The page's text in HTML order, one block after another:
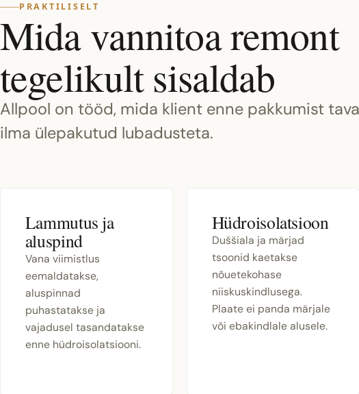
PRAKTILISELT
Mida vannitoa remont
tegelikult sisaldab
Allpool on tööd, mida klient enne pakkumist
ilma ülepakutud lubadusteta.
Lammutus ja
aluspind
Vana viimistlus
eemaldatakse,
aluspinnad
puhastatakse ja
vajadusel tasandatakse
enne hüdroisolatsiooni.
Hüdroisolatsioon
Duššiala ja märjad
tsoonid kaetakse
nõuetekohase
niiskuskindlusega.
Plaate ei panda märjale
või ebakindlale alusele.